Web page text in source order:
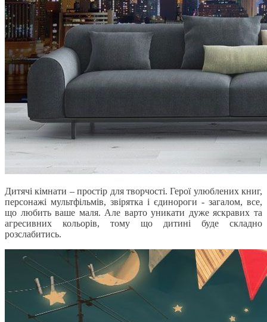
Дитячі кімнати – простір для творчості. Герої улюблених книг,
персонажі мультфільмів, звірятка і єдинороги - загалом, все,
що любить ваше маля. Але варто уникати дуже яскравих та
агресивних кольорів, тому що дитині буде складно
розслабитись.